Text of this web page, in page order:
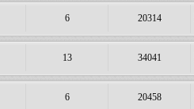
6 20314
13 34041
6 20458